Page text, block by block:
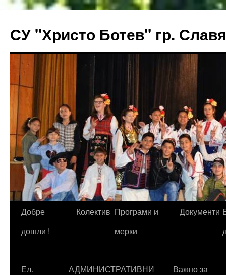
СУ "Христо Ботев" гр.
Към
съдържанието
Добре
дошли !
Колектив Програми и
мерки
Документи
Ел.
АДМИНИСТРАТИВНИ
Важно за